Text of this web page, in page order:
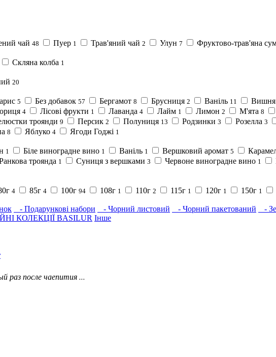
чай 48 Пуер 1 Трав'яний чай 2 Улун 7 Фруктово-трав'яна
Скляна колба 1
20
5 Без добавок 57 Бергамот 8 Брусниця 2 Ваніль 11 Вишня
4 Лісові фрукти 1 Лаванда 4 Лайм 1 Лимон 2 М'ята 8
троянди 9 Персик 2 Полуниця 13 Родзинки 3 Розелла 3
8 Яблуко 4 Ягоди Годжі 1
1 Біле виноградне вино 1 Ваніль 1 Вершковий аромат 5
троянда 1 Суниця з вершками 3 Червоне виноградне вино 1
4 85г 4 100г 94 108г 1 110г 2 115г 1 120г 1 150г 1
- Подарункові набори - Чорний листовий - Чорний пакетований -
КОЛЕКЦІЇ BASILUR Інше
раз после чаепития ...